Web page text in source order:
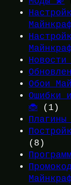
Новости
Обои
Ошибки
🐞 (1)
(8)